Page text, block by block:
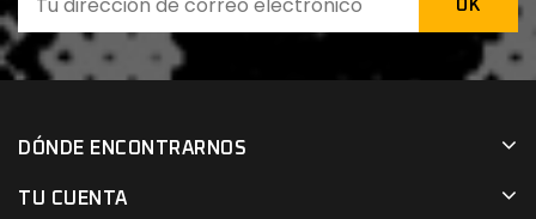
DÓNDE ENCONTRARNOS
TU CUENTA